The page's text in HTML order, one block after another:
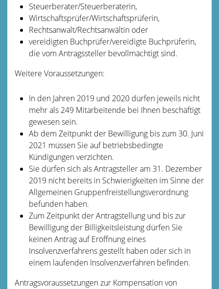
Steuerberater/Steuerberaterin,
Wirtschaftsprüfer/Wirtschaftsprüferin,
Rechtsanwalt/Rechtsanwältin oder
vereidigten Buchprüfer/vereidigte Buchprüferin,
die vom Antragssteller bevollmächtigt sind.
Weitere Voraussetzungen:
In den Jahren 2019 und 2020 dürfen jeweils nicht
mehr als 249 Mitarbeitende bei Ihnen beschäftigt
gewesen sein.
Ab dem Zeitpunkt der Bewilligung bis zum 30. Juni
2021 müssen Sie auf betriebsbedingte
Kündigungen verzichten.
Sie dürfen sich als Antragsteller am 31. Dezember
2019 nicht bereits in Schwierigkeiten im Sinne der
Allgemeinen Gruppenfreistellungsverordnung
befunden haben.
Zum Zeitpunkt der Antragstellung und bis zur
Bewilligung der Billigkeitsleistung dürfen Sie
keinen Antrag auf Eröffnung eines
Insolvenzverfahrens gestellt haben oder sich in
einem laufenden Insolvenzverfahren befinden.
Antragsvoraussetzungen zur Kompensation von